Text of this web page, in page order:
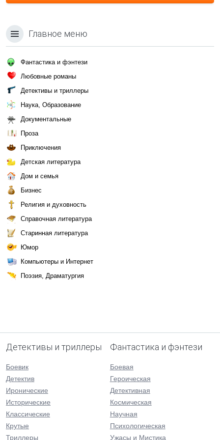
Главное меню
Фантастика и фэнтези
Любовные романы
Детективы и триллеры
Наука, Образование
Документальные
Проза
Приключения
Детская литература
Дом и семья
Бизнес
Религия и духовность
Справочная литература
Старинная литература
Юмор
Компьютеры и Интернет
Поэзия, Драматургия
Детективы и триллеры
Боевик
Детектив
Иронические
Исторические
Классические
Крутые
Триллеры
Фантастика и фэнтези
Боевая
Героическая
Детективная
Космическая
Научная
Психологическая
Ужасы и Мистика